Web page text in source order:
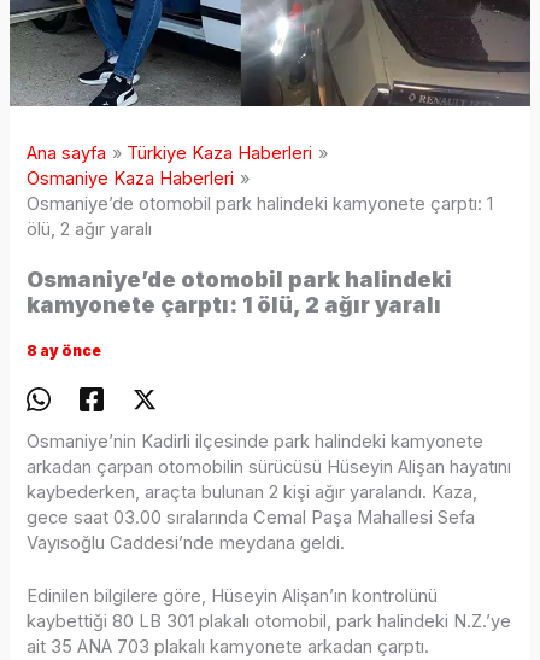
Ana sayfa
Türkiye Kaza Haberleri
Osmaniye Kaza Haberleri
Osmaniye’de otomobil park halindeki kamyonete çarptı: 1
ölü, 2 ağır yaralı
Osmaniye’de otomobil park halindeki
kamyonete çarptı: 1 ölü, 2 ağır yaralı
8 ay önce
Osmaniye’nin Kadirli ilçesinde park halindeki kamyonete
arkadan çarpan otomobilin sürücüsü Hüseyin Alişan hayatını
kaybederken, araçta bulunan 2 kişi ağır yaralandı. Kaza,
gece saat 03.00 sıralarında Cemal Paşa Mahallesi Sefa
Vayısoğlu Caddesi’nde meydana geldi.
Edinilen bilgilere göre, Hüseyin Alişan’ın kontrolünü
kaybettiği 80 LB 301 plakalı otomobil, park halindeki N.Z.’ye
ait 35 ANA 703 plakalı kamyonete arkadan çarptı.